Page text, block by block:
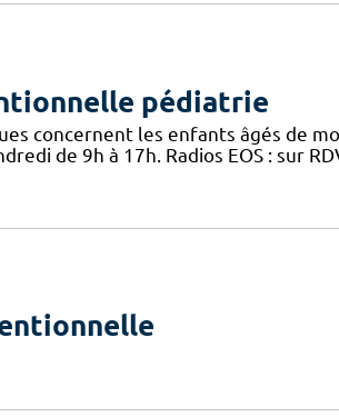
pédiatrie
concernent les enfants âgés de
de 9h à 17h. Radios EOS : sur